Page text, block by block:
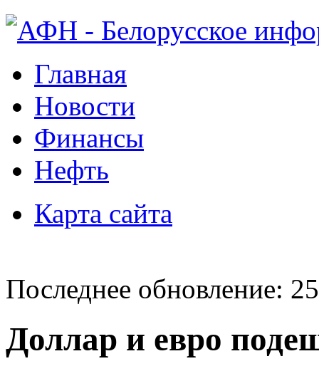
Главная
Новости
Финансы
Нефть
Карта сайта
Последнее обновление:
Доллар и евро